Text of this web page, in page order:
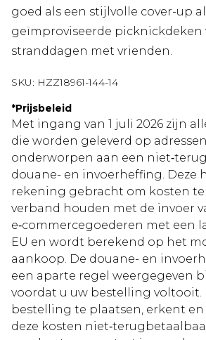
goed als een stijlvolle cover-up
geïmproviseerde picknickdeken
stranddagen met vrienden.
SKU: HZZ18961-144-14
*Prijsbeleid
Met ingang van 1 juli 2026 zijn
die worden geleverd op
onderworpen aan een
douane- en invoerheffing. Deze
rekening gebracht om kosten
verband houden met de invoer
e‑commercegoederen met een
EU en wordt berekend op het
aankoop. De douane- en
een aparte regel weergegeven
voordat u uw bestelling voltooit.
bestelling te plaatsen, erkent
deze kosten